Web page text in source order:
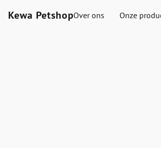
Kewa PetshopOver ons Onze